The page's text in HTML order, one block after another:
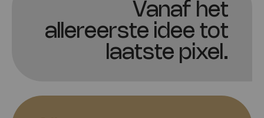
Vanaf het
allereerste idee tot
laatste pixel.